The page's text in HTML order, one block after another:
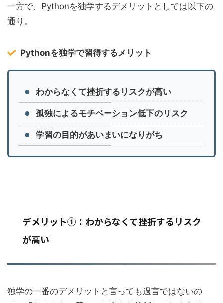
一方で、Pythonを独学するデメリットとしては以下の
通り。
Pythonを独学で習得するメリット
わからなくて挫折するリスクが高い
孤独によるモチベーション低下のリスク
学習の目的があいまいになりがち
デメリット①：わからなくて挫折するリスク
が高い
独学の一番のデメリットと言っても過言ではないの